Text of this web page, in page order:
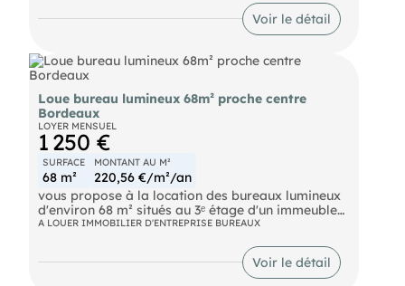
commun et des commerces de proximité
pharmacie, cabinets médicaux et professions
libérales, restaurants, Carrefour Express, banques
etc..., bureaux àlouer d'une surface de 105m² avec
un accès par le local à une cave de 60m². Vitrine
commerciale d'env. 5m. linéaire. Sanitaire et point
d'eau privatifs.
Voir le détail
Loue bureau lumineux 68m² proche centre
Bordeaux
LOYER MENSUEL
1 250 €
SURFACE
68 m²
MONTANT AU M²
220,56 €/m²/an
vous propose à la location des bureaux lumineux
d'environ 68 m² situés au 3ᵉ étage d'un immeuble
sécurisé exclusivement dédié aux activités
offrent un cadre de travail agréable et
fonctionnel, à proximité immédiate des secteurs
A LOUER IMMOBILIER D'ENTREPRISE BUREAUX
Voir le détail